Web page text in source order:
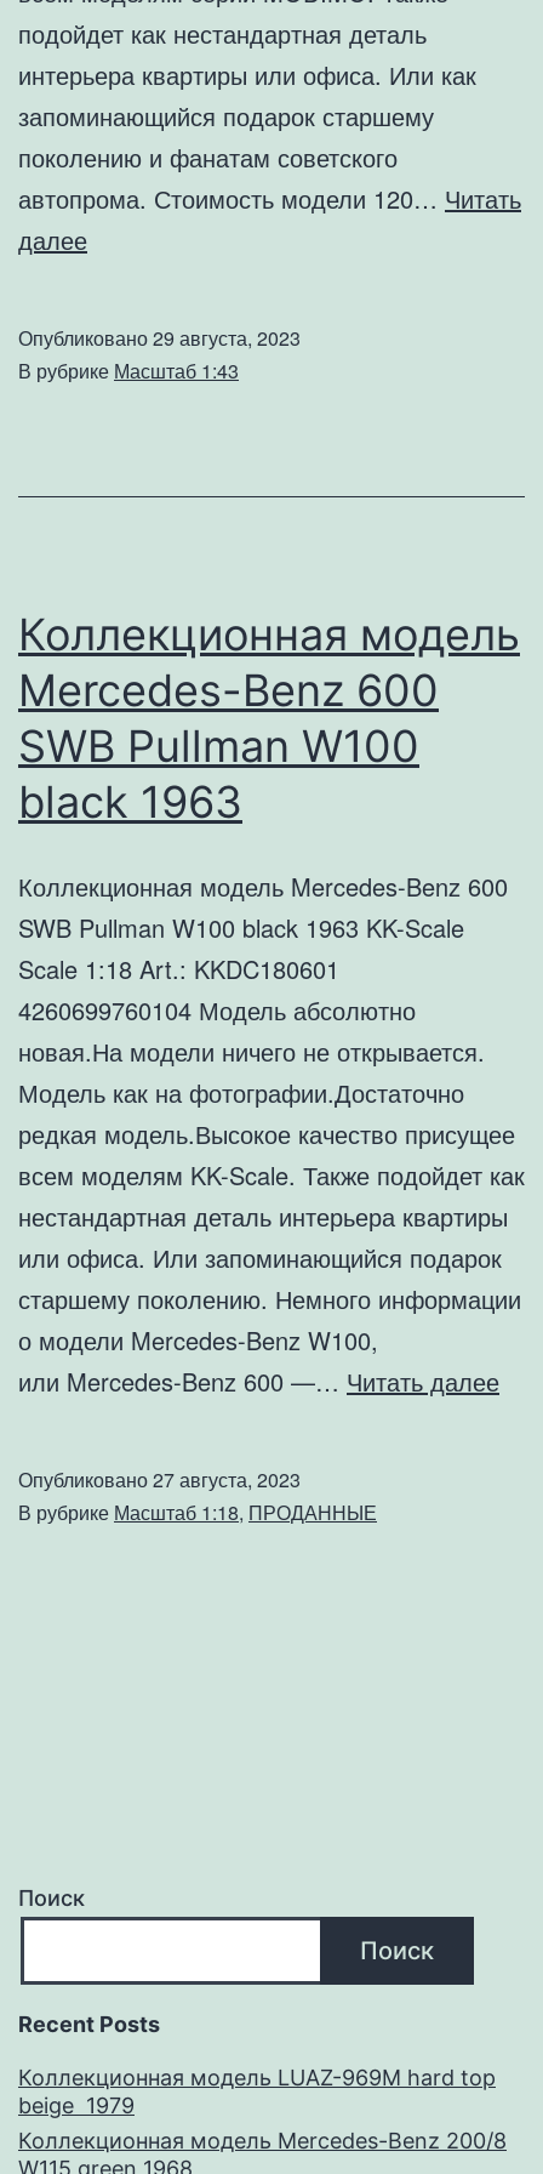
подойдет как нестандартная деталь
интерьера квартиры или офиса. Или как
запоминающийся подарок старшему
поколению и фанатам советского
автопрома. Стоимость модели 120… Читать
далееКоллекционная
white
Опубликовано29 августа, 2023
В рубрике Масштаб 1:43
Коллекционная модель
Mercedes-Benz 600
SWB Pullman W100
black 1963
Коллекционная модель Mercedes-Benz 600
SWB Pullman W100 black 1963 KK-Scale
Scale 1:18 Art.: KKDC180601
4260699760104 Модель абсолютно
новая.На модели ничего не открывается.
Модель как на фотографии.Достаточно
редкая модель.Высокое качество присущее
всем моделям KK-Scale. Также подойдет как
нестандартная деталь интерьера квартиры
или офиса. Или запоминающийся подарок
старшему поколению. Немного информации
о модели Mercedes-Benz W100,
или Mercedes-Benz 600 —… Читать далее
Опубликовано27 августа, 2023
В рубрике Масштаб 1:18, ПРОДАННЫЕ
Поиск
Поиск
Recent Posts
Коллекционная модель LUAZ-969M hard top
beige 1979
Коллекционная модель Mercedes-Benz 200/8